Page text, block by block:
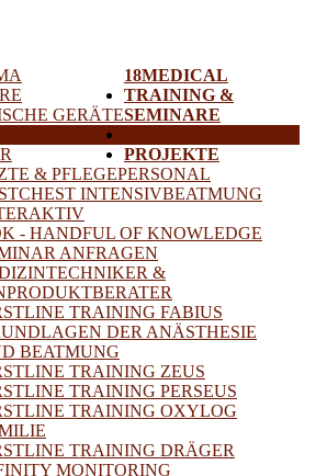
18MEDICAL
GERÄTE
TRAINING &
SEMINARE
& PFLEGEPERSONAL
INTENSIVBEATMUNG
- HANDFUL OF KNOWLEDGE
ANFRAGEN
&
TRAINING FABIUS
DER ANÄSTHESIE
BEATMUNG
TRAINING ZEUS
TRAINING PERSEUS
TRAINING OXYLOG
TRAINING DRÄGER
MONITORING
PROJEKTE